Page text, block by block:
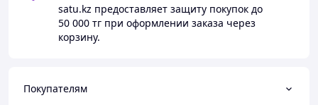
satu.kz предоставляет защиту покупок до
50 000 тг при оформлении заказа через
корзину.
Покупателям